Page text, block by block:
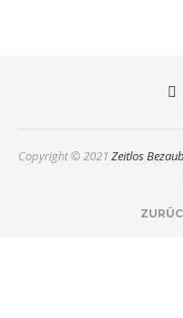
Copyright © 2021 Zeitlos